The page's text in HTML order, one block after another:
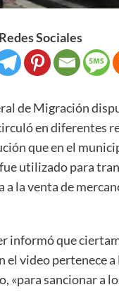
Sociales
de Migración
en diferentes
que en el
utilizado para
la venta de
informó que
el video pertenece
«para sancionar a